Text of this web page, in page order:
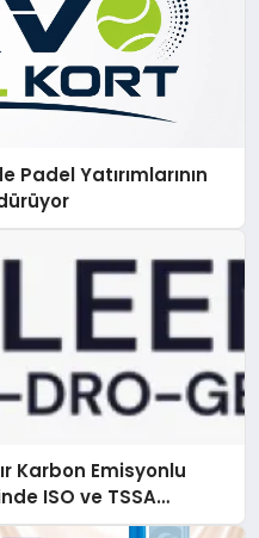
Padel Yatırımlarının
Karbon Emisyonlu
ISO ve TSSA